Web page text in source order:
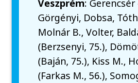
Veszprém: Gerencsér
Görgényi, Dobsa,
Molnár B., Volter,
(Berzsenyi, 75.),
(Baján, 75.), Kiss M.,
(Farkas M., 56.),